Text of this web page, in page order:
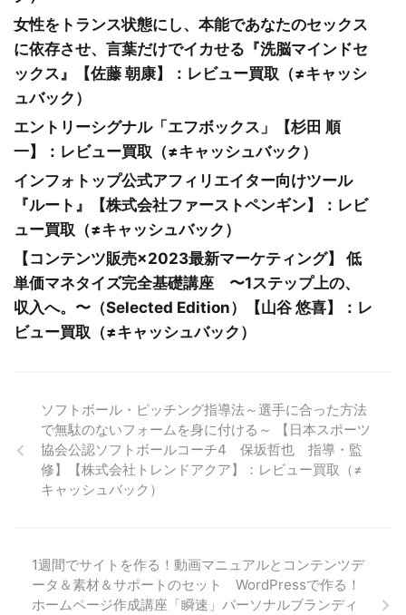
女性をトランス状態にし、本能であなたのセックス
に依存させ、言葉だけでイカせる『洗脳マインドセ
ックス』【佐藤 朝康】：レビュー買取（≠キャッシ
ュバック）
エントリーシグナル「エフボックス」【杉田 順
一】：レビュー買取（≠キャッシュバック）
インフォトップ公式アフィリエイター向けツール
『ルート』【株式会社ファーストペンギン】：レビ
ュー買取（≠キャッシュバック）
【コンテンツ販売×2023最新マーケティング】 低
単価マネタイズ完全基礎講座 〜1ステップ上の、
収入へ。〜（Selected Edition）【山谷 悠喜】：レ
ビュー買取（≠キャッシュバック）
ソフトボール・ピッチング指導法～選手に合った方法
で無駄のないフォームを身に付ける～ 【日本スポーツ
協会公認ソフトボールコーチ4 保坂哲也 指導・監
修】【株式会社トレンドアクア】：レビュー買取（≠
キャッシュバック）
1週間でサイトを作る！動画マニュアルとコンテンツデ
ータ＆素材＆サポートのセット WordPressで作る！
ホームページ作成講座「瞬速」パーソナルブランディ